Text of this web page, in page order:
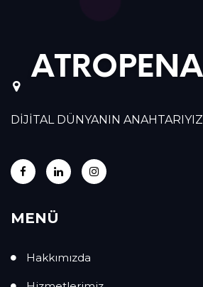
DİJİTAL DÜNYANIN ANAHTARIYIZ
MENÜ
Hakkımızda